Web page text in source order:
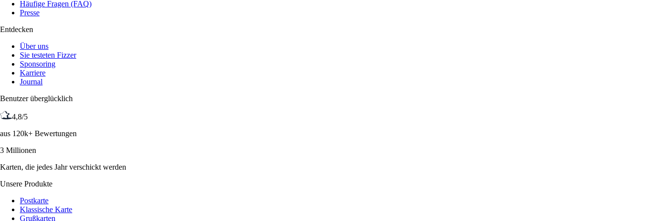
Häufige Fragen (FAQ)
Presse
Entdecken
Über uns
Sie testeten Fizzer
Sponsoring
Karriere
Journal
Benutzer überglücklich
4,8/5
aus 120k+ Bewertungen
3 Millionen
Karten, die jedes Jahr verschickt werden
Unsere Produkte
Postkarte
Klassische Karte
Grußkarten